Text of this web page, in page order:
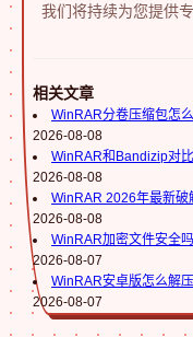
我们将持续为您提供
相关文章
WinRAR分卷压缩包怎
2026-08-08
WinRAR和Bandizip对
2026-08-08
WinRAR 2026年最新破
2026-08-08
WinRAR加密文件安全
2026-08-07
WinRAR安卓版怎么解
2026-08-07